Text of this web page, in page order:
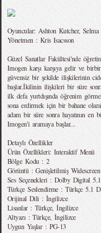
Oyuncular: Ashton Kutcher,
Yönetmen : Kris Isacsson
Güzel Sanatlar Fakültesi'nde
Imogen karşı karşıya gelir ve
güvensiz bir şekilde ilişkilerinin
başlar.İkilinin ilişkileri bir süre
ilk defa yurtdışında öğrenim
sona erdirmek için bir bahane
adam bir süre sonra hayatının en
Imogen'i aramaya başlar...
Detaylı Özellikler
Ürün Özellikleri: Interaktif Menü
Bölge Kodu : 2
Görüntü : Genişletilmiş
Ses Seçenekleri : Dolby Digital 5.1
Türkçe Seslendirme : Türkçe 5.1
Orijinal Dili : İngilizce
Lisanlar : Türkçe, İngilizce
Altyazı : Türkçe, İngilizce
Uygun Yaşlar : PG-13